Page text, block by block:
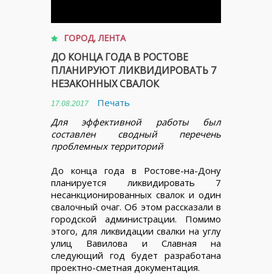
ГОРОД,ЛЕНТА
ДО КОНЦА ГОДА В РОСТОВЕ
ПЛАНИРУЮТ ЛИКВИДИРОВАТЬ 7
НЕЗАКОННЫХ СВАЛОК
17.08.2017
Печать
Для эффективной работы был
составлен сводный перечень
проблемных территорий
До конца года в Ростове-на-Дону
планируется ликвидировать 7
несанкционированных свалок и один
свалочный очаг. Об этом рассказали в
городской администрации. Помимо
этого, для ликвидации свалки на углу
улиц Вавилова и Славная на
следующий год будет разработана
проектно-сметная документация.